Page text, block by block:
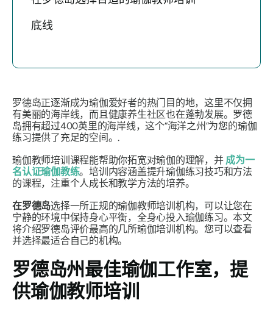
底线
罗德岛正逐渐成为瑜伽爱好者的热门目的地，这里不仅拥
有美丽的海岸线，而且健康养生社区也在蓬勃发展。罗德
岛拥有超过400英里的海岸线，这个“海洋之州”为您的瑜伽
练习提供了充足的空间。.
瑜伽教师培训课程能帮助你拓宽对瑜伽的理解，并 成为一
名认证瑜伽教练。培训内容涵盖提升瑜伽练习技巧和方法
的课程，注重个人成长和教学方法的培养。
在罗德岛选择一所正规的瑜伽教师培训机构，可以让您在
宁静的环境中保持身心平衡，全身心投入瑜伽练习。本文
将介绍罗德岛评价最高的几所瑜伽培训机构。您可以查看
并选择最适合自己的机构。
罗德岛州最佳瑜伽工作室，提
供瑜伽教师培训